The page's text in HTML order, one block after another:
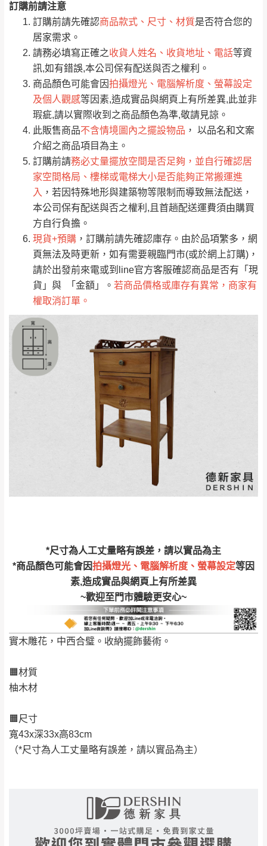
訂購前請注意
訂購前請先確認商品款式、尺寸、材質是否符合您的
居家需求。
請務必填寫正確之收貨人姓名、收貨地址、電話等資
訊,如有錯誤,本公司保有配送與否之權利。
商品顏色可能會因拍攝燈光、電腦解析度、螢幕設定
及個人觀感等因素,造成實品與網頁上有所差異,此並非
瑕疵,請以實際收到之商品顏色為準,敬請見諒。
此販售商品不含情境圖內之擺設物品 ， 以品名和文案
介紹之商品項目為主。
訂購前請務必丈量擺放空間是否足夠，並自行確認居
家空間格局、樓梯或電梯大小是否能夠正常搬運進
入 ，若因特殊地形與建築物等限制而導致無法配送，
本公司保有配送與否之權利,且首趟配送運費須由購買
方自行負擔。
現貨+預購 ，訂購前請先確認庫存。由於品項繁多，網
頁無法及時更新，如有需要親臨門市(或於網上訂購)，
請於出發前來電或到line官方客服確認商品是否有「現
貨」與 「金額」。 若商品價格或庫存有異常，商家有
權取消訂單。
*尺寸為人工丈量略有誤差，請以實品為主
*商品顏色可能會因拍攝燈光、電腦解析度、螢幕設定等因
素,造成實品與網頁上有所差異
~歡迎至門市體驗更安心~
實木雕花，中西合璧。收納擺飾藝術。
🟧材質
柚木材
🟧尺寸
寬43x深33x高83cm
（*尺寸為人工丈量略有誤差，請以實品為主）
運 費 說 明
運送地區 運送費用
偏遠地區
（請先線上詢問 LINE
→@dershin ）
桃園
免 運
費
＊A108產品另收運費
復興鄉
新竹
峨眉鄉、五峰鄉、
橫山、北埔鄉、尖
石鄉、寶山鄉山
區、新埔山區、芎
里
台北 無
新北
來、平溪、九份、
區、北投湖山路、
$ 9,000以上：免
運費
$ 9,000以下：
＊A108產品另收運費
NT$500元
＊A108產品另收運費
安鄉、大湖鄉、頭
屋、獅潭鄉
配送天數：5~14天
到貨時間：指定送貨日當天以電話聯絡確認
｜周（一）配送部門固定公休無送貨｜
台北市、新北市地區固定每周(三)、(日)兩天收送貨
暫無配送地區
雄、屏東、宜蘭、 花蓮、台東、金門、馬祖、澎湖地區
（可於LINE線上詢問 →@dershin）
注意事項：
由於品項繁多，網頁無法及時更新，如有需
要購買商品，請於出發前來電或到「官方
Line客服」來信確認商品是否有「現貨」與
「金額」。
若商品價格或庫存有異常，商家有權取消訂
單。部分網路商品恕無法更改原設計或客製，敬請
見諒！
接單後二日內(不含例假日)，我們客服會與您
電話聯絡或E-Mail通知確認訂單。
（線上客
服 LINE → @dershin）
下單前先詢問是否現貨 ，若未詢問下單後無
現貨我們客服會再來電或E-Mail與您聯絡
（洽詢方式請搜尋 Line ID → @dershin）
運送範圍：限定北至基隆，南至苗栗，偏遠
地區恕無法提供運送 (詳見運送規章)。
配送範圍：
苗栗至基隆；其它地區暫不開放，如因特殊
地型限制(山區、鄉、鎮、村)、樓梯太小、無
法搬運上樓等因素，導致無法配送，
保有出貨的權利。
保護物流人員的工作安全，賣家無提供吊掛
服務，若需以吊車或其他的吊掛方式吊運，
費用將由買方自行支付。
因大型傢俱有組裝、配送的問題，並非一般
快速到貨商品，無法指定特定時間送達，司
機當天到貨前皆會再與您通知，讓你不用整
天在家等貨，以節省您的寶貴時間。
由於百貨公司配送較為不易，故暫無法配送
發票寄送：
若您選擇三聯式或索取兩聯式發票，發票將於商品
完成出貨15個工作天另行寄出，另外約加上2~7個
工作天內送達，如遇國定假日將順延寄送。
退換貨說明：
若收到不良品，請於到貨日起七日內通知本
性)，若未依照上述方式處理，恕無法接受退
貨。
際商品的顏色、質感稍有不同，如因此而需
需自付來回運費及人資成本
訂購前詳加確認。(包含商品尺寸是否合適)。
0/5 (0)筆
全部 依評論高至低排列
依評論低至高排列 只顯示附上圖片
只顯示附上評論